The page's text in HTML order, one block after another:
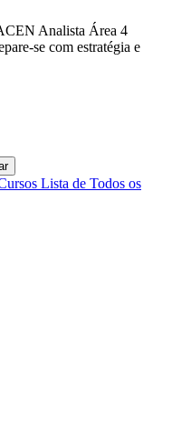
Analista Área 4
se com estratégia e
Lista de Todos os